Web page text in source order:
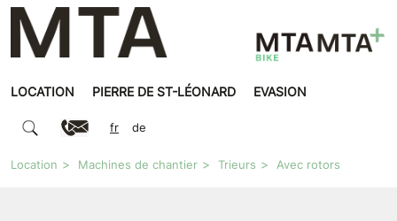
LOCATION PIERRE DE ST-LÉONARD EVASION
fr de
Location Machines de chantier Trieurs Avec rotors